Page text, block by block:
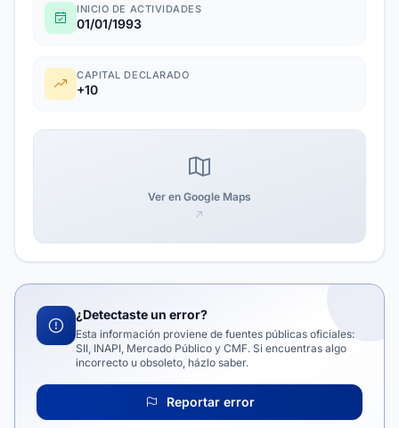
INICIO DE ACTIVIDADES
01/01/1993
CAPITAL DECLARADO
+10
Ver en Google Maps
¿Detectaste un error?
Esta información proviene de fuentes públicas oficiales:
SII, INAPI, Mercado Público y CMF. Si encuentras algo
incorrecto u obsoleto, házlo saber.
Reportar error